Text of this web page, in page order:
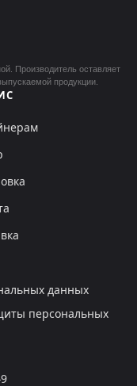
Производитель оставляет
продукции.
данных
персональных